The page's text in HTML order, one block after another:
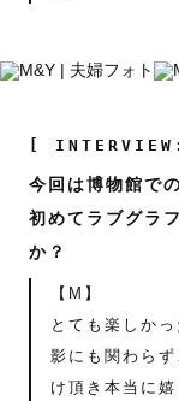
[
今回は博物館で
初めてラブグラ
か？
【M】
とても楽しか
影にも関わら
け頂き本当に